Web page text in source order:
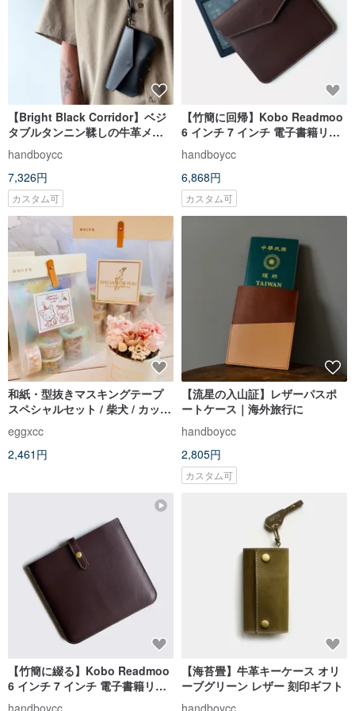
【Bright Black Corridor】ベジ
タブルタンニン鞣しの牛革メガ
ネケース 黒牛革サングラスバッ
グ プリントカスタム
handboycc
7,326円
カスタム可
【竹簡に回帰】Kobo Readmoo
6 インチ 7 インチ 電子書籍リー
ダー用 レザー保護ケース
handboycc
6,868円
カスタム可
和紙・型抜きマスキングテープ
スペシャルセット / 柴犬 / カッパ
少女
eggxcc
2,461円
【流星の入山証】レザーパスポ
ートケース｜海外旅行に
handboycc
2,805円
カスタム可
【竹簡に綴る】Kobo Readmoo
6 インチ 7 インチ 電子書籍リー
ダー用 レザー保護ケース
handboycc
【海苔畳】牛革キーケース オリ
ーブグリーン レザー 刻印ギフト
handboycc